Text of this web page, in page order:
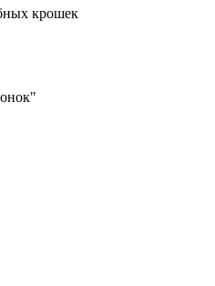
крошек